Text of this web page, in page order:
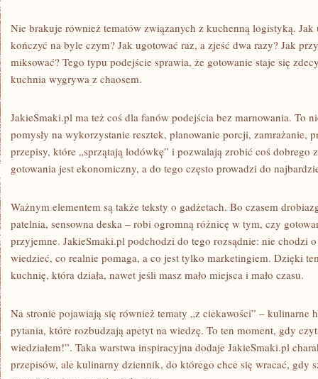
Nie brakuje również tematów związanych z kuchenną logistyką. Jak
kończyć na byle czym? Jak ugotować raz, a zjeść dwa razy? Jak
miksować? Tego typu podejście sprawia, że gotowanie staje się
kuchnia wygrywa z chaosem.
JakieSmaki.pl ma też coś dla fanów podejścia bez marnowania. To
pomysły na wykorzystanie resztek, planowanie porcji, zamrażanie,
przepisy, które „sprzątają lodówkę” i pozwalają zrobić coś dobrego
gotowania jest ekonomiczny, a do tego często prowadzi do
Ważnym elementem są także teksty o gadżetach. Bo czasem
patelnia, sensowna deska – robi ogromną różnicę w tym, czy
przyjemne. JakieSmaki.pl podchodzi do tego rozsądnie: nie chodzi
wiedzieć, co realnie pomaga, a co jest tylko marketingiem. Dzięki
kuchnię, która działa, nawet jeśli masz mało miejsca i mało czasu.
Na stronie pojawiają się również tematy „z ciekawości” – kulinarne
pytania, które rozbudzają apetyt na wiedzę. To ten moment, gdy
wiedziałem!”. Taka warstwa inspiracyjna dodaje JakieSmaki.pl
przepisów, ale kulinarny dziennik, do którego chce się wracać, gdy